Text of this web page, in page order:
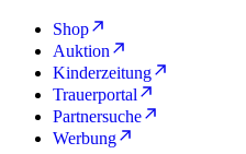
Shop
Auktion
Kinderzeitung
Trauerportal
Partnersuche
Werbung